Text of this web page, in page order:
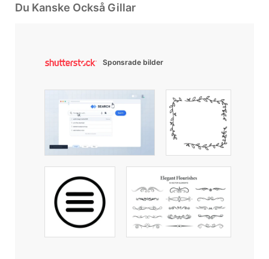
Du Kanske Också Gillar
Sponsrade bilder